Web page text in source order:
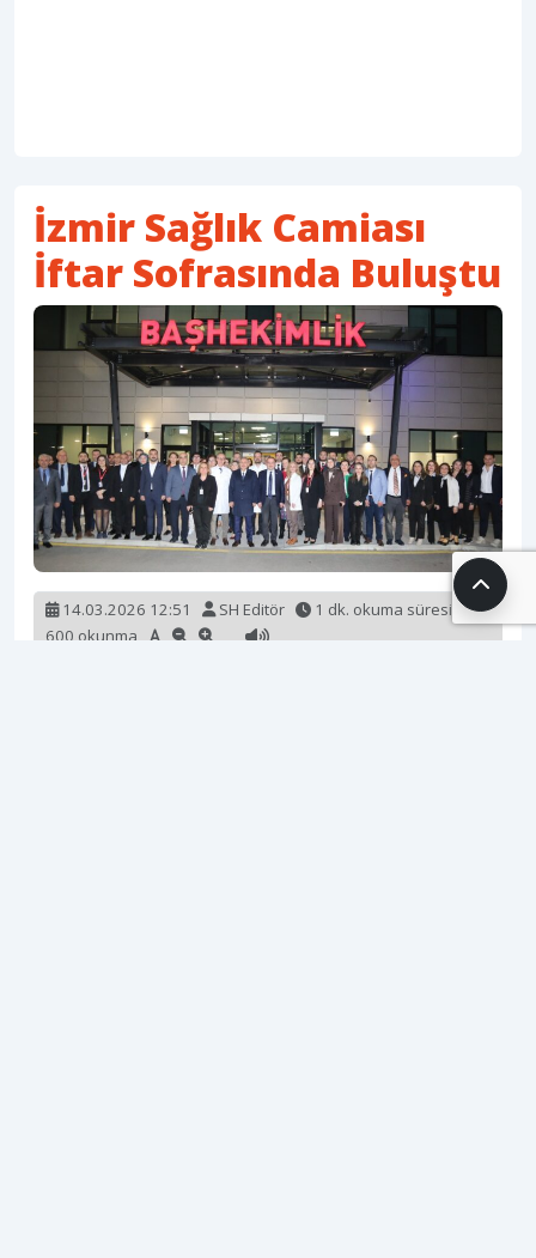
İzmir Sağlık Camiası
İftar Sofrasında Buluştu
14.03.2026 12:51 SH Editör
1 dk. okuma süresi
600 okunma